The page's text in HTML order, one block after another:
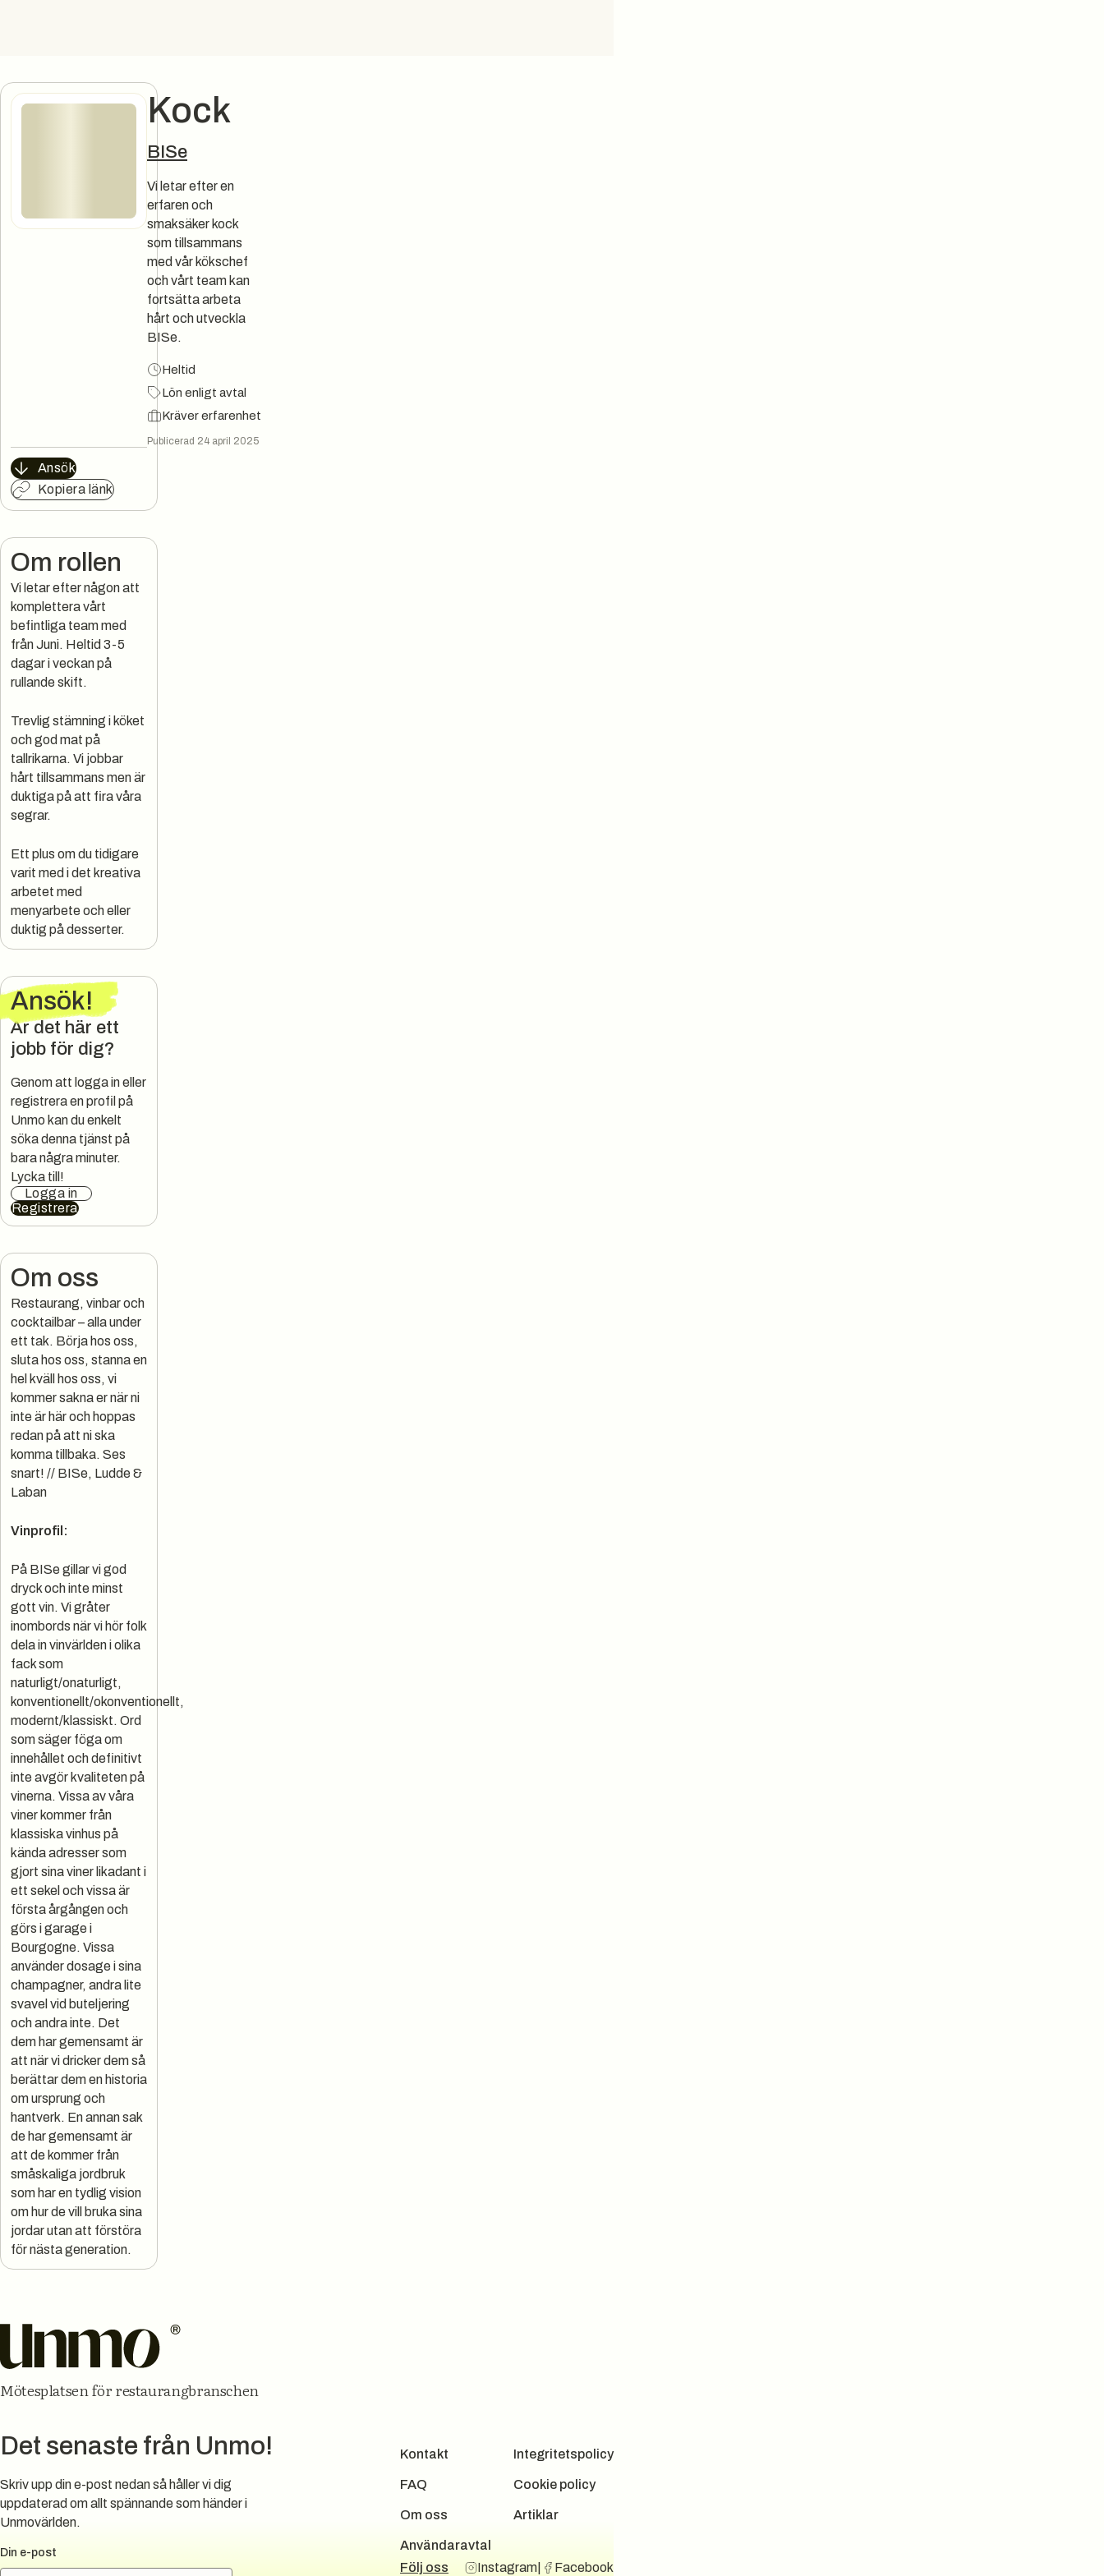
Kock
Jobbannons
BISe
Vi letar efter en
erfaren och
smaksäker kock
som tillsammans
med vår kökschef
och vårt team kan
fortsätta arbeta
hårt och utveckla
BISe.
Heltid
Lön enligt avtal
Kräver erfarenhet
Publicerad 24 april 2025
Ansök
Kopiera länk
Om rollen
Vi letar efter någon att
komplettera vårt
befintliga team med
från Juni. Heltid 3-5
dagar i veckan på
rullande skift.
Trevlig stämning i köket
och god mat på
tallrikarna. Vi jobbar
hårt tillsammans men är
duktiga på att fira våra
segrar.
Ett plus om du tidigare
varit med i det kreativa
arbetet med
menyarbete och eller
duktig på desserter.
Ansök!
Är det här ett
jobb för dig?
Genom att logga in eller
registrera en profil på
Unmo kan du enkelt
söka denna tjänst på
bara några minuter.
Lycka till!
Logga in
Registrera
Om oss
Restaurang, vinbar och
cocktailbar – alla under
ett tak. Börja hos oss,
sluta hos oss, stanna en
hel kväll hos oss, vi
kommer sakna er när ni
inte är här och hoppas
redan på att ni ska
komma tillbaka. Ses
snart! // BISe, Ludde &
Laban
Vinprofil:
På BISe gillar vi god
dryck och inte minst
gott vin. Vi gråter
inombords när vi hör folk
dela in vinvärlden i olika
fack som
naturligt/onaturligt,
konventionellt/okonventionellt,
modernt/klassiskt. Ord
som säger föga om
innehållet och definitivt
inte avgör kvaliteten på
vinerna. Vissa av våra
viner kommer från
klassiska vinhus på
kända adresser som
gjort sina viner likadant i
ett sekel och vissa är
första årgången och
görs i garage i
Bourgogne. Vissa
använder dosage i sina
champagner, andra lite
svavel vid buteljering
och andra inte. Det
dem har gemensamt är
att när vi dricker dem så
berättar dem en historia
om ursprung och
hantverk. En annan sak
de har gemensamt är
att de kommer från
småskaliga jordbruk
som har en tydlig vision
om hur de vill bruka sina
jordar utan att förstöra
för nästa generation.
Mötesplatsen för restaurangbranschen
Det senaste från Unmo!
Skriv upp din e-post nedan så håller vi dig
uppdaterad om allt spännande som händer i
Unmovärlden.
Din e-post
Kontakt
FAQ
Om oss
Användaravtal
Integritetspolicy
Cookie policy
Artiklar
Följ oss Instagram Facebook